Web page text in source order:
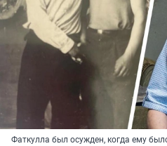
Фаткулла был осужден, когда ему